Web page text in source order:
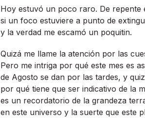
Hoy estuvó un poco raro. De repente
si un foco estuviere a punto de
y la verdad me escamó un poquitin.
Quizá me llame la atención por las
Pero me intriga por qué este mes es
de Agosto se dan por las tardes, y
por qué tiene que ser indicativo de la
es un recordatorio de la grandeza
en este universo y la suerte que este